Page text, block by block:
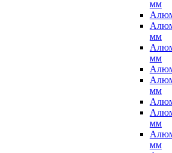
мм
мм
мм
мм
мм
мм